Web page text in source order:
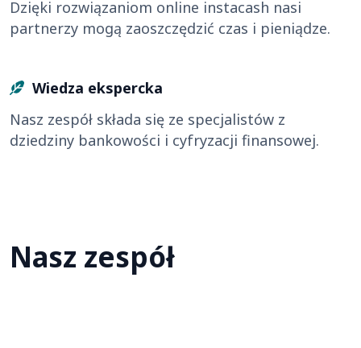
Dzięki rozwiązaniom online instacash nasi
partnerzy mogą zaoszczędzić czas i pieniądze.
Wiedza ekspercka
Nasz zespół składa się ze specjalistów z
dziedziny bankowości i cyfryzacji finansowej.
Nasz zespół